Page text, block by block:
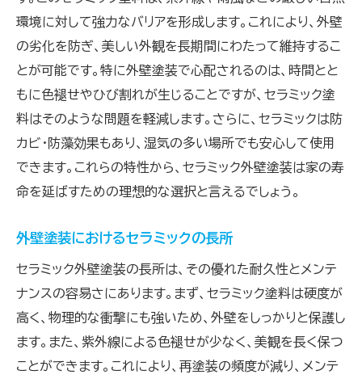
長期間の使用に耐えうるセラミックの特徴
セラミック外壁塗装のメンテナンス頻度
長期にわたるセラミック塗装の保護力
セラミック外壁塗装の実際の耐用年数
外壁塗装におけるセラミックのメンテナンスの容
易さ
セラミック塗装のクリーニングガイド
メンテナンス頻度を減らすセラミックの役割
プロが教えるセラミック外壁の手入れ方法
メンテナンスコスト削減のポイント
なぜセラミック外壁塗装が注目されているのか？
セラミック外壁塗装の人気の理由
環境に対して強力なバリアを形成します。これにより、外壁
の劣化を防ぎ、美しい外観を長期間にわたって維持するこ
とが可能です。特に外壁塗装で心配されるのは、時間とと
もに色褪せやひび割れが生じることですが、セラミック塗
料はそのような問題を軽減します。さらに、セラミックは防
カビ・防藻効果もあり、湿気の多い場所でも安心して使用
できます。これらの特性から、セラミック外壁塗装は家の寿
命を延ばすための理想的な選択と言えるでしょう。
外壁塗装におけるセラミックの長所
セラミック外壁塗装の長所は、その優れた耐久性とメンテ
ナンスの容易さにあります。まず、セラミック塗料は硬度が
高く、物理的な衝撃にも強いため、外壁をしっかりと保護し
ます。また、紫外線による色褪せが少なく、美観を長く保つ
ことができます。これにより、再塗装の頻度が減り、メンテ